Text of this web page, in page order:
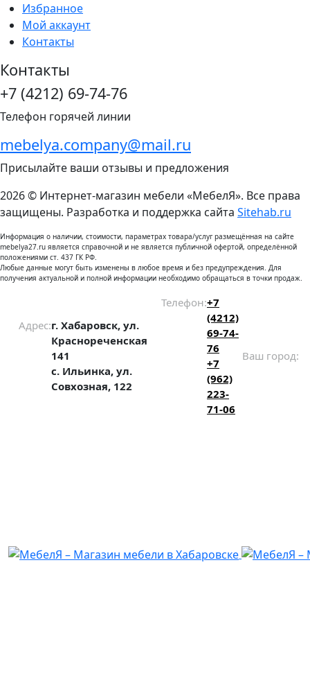
Избранное
Мой аккаунт
Контакты
Контакты
+7 (4212) 69-74-76
Телефон горячей линии
mebelya.company@mail.ru
Присылайте ваши отзывы и предложения
2026 © Интернет-магазин мебели «МебелЯ». Все права
защищены. Разработка и поддержка сайта Sitehab.ru
Информация о наличии, стоимости, параметрах товара/услуг размещённая на сайте
mebelya27.ru является справочной и не является публичной офертой, определённой
положениями ст. 437 ГК РФ.
Любые данные могут быть изменены в любое время и без предупреждения. Для
получения актуальной и полной информации необходимо обращаться в точки продаж.
Адрес:г. Хабаровск, ул.
Краснореченская
141
с. Ильинка, ул.
Совхозная, 122
Телефон:+7
(4212)
69-74-
76
+7
(962)
223-
71-06
Ваш город: